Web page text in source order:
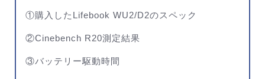
①購入したLifebook WU2/D2のスペック
②Cinebench R20測定結果
③バッテリー駆動時間